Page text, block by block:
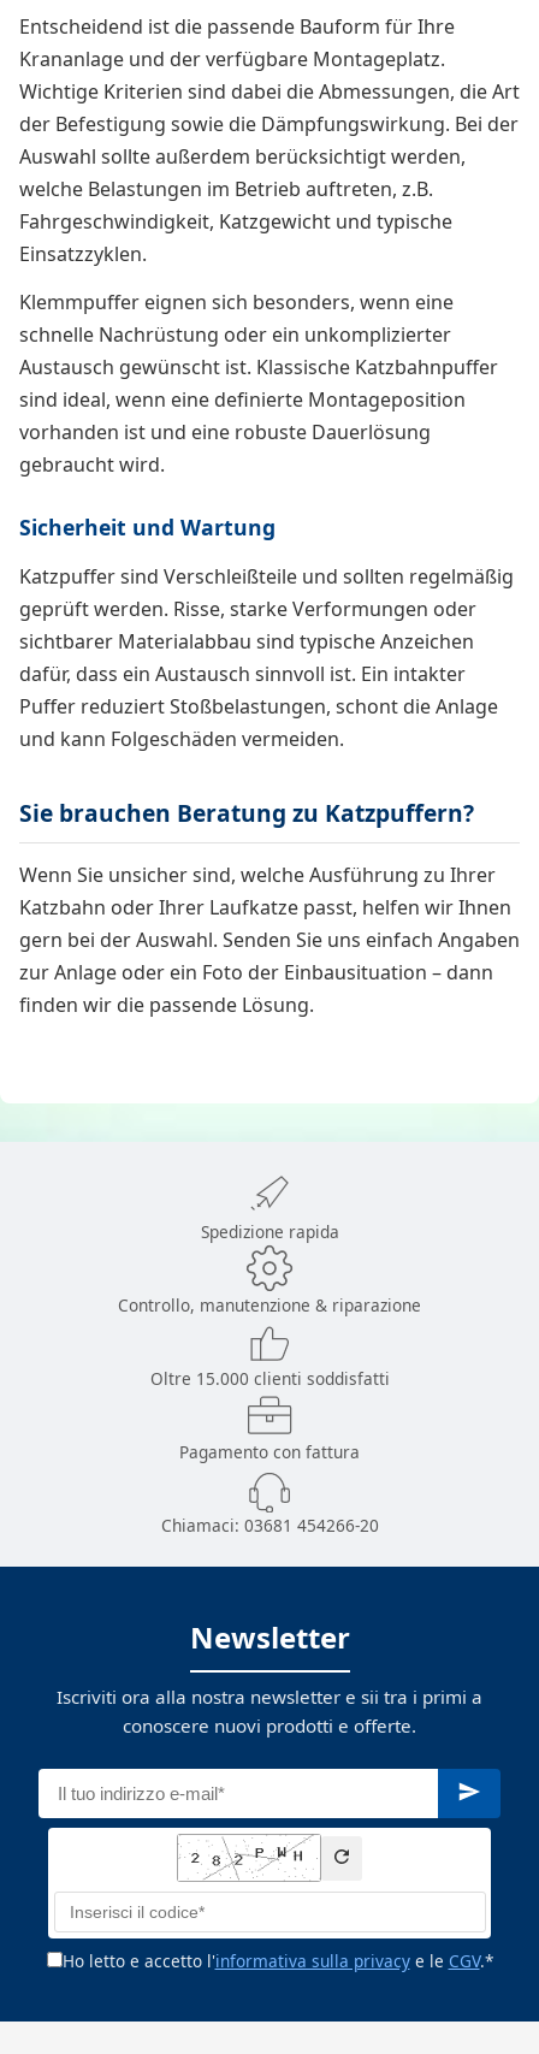
Entscheidend ist die passende Bauform für Ihre
Krananlage und der verfügbare Montageplatz.
Wichtige Kriterien sind dabei die Abmessungen, die Art
der Befestigung sowie die Dämpfungswirkung. Bei der
Auswahl sollte außerdem berücksichtigt werden,
welche Belastungen im Betrieb auftreten, z.B.
Fahrgeschwindigkeit, Katzgewicht und typische
Einsatzzyklen.
Klemmpuffer eignen sich besonders, wenn eine
schnelle Nachrüstung oder ein unkomplizierter
Austausch gewünscht ist. Klassische Katzbahnpuffer
sind ideal, wenn eine definierte Montageposition
vorhanden ist und eine robuste Dauerlösung
gebraucht wird.
Sicherheit und Wartung
Katzpuffer sind Verschleißteile und sollten regelmäßig
geprüft werden. Risse, starke Verformungen oder
sichtbarer Materialabbau sind typische Anzeichen
dafür, dass ein Austausch sinnvoll ist. Ein intakter
Puffer reduziert Stoßbelastungen, schont die Anlage
und kann Folgeschäden vermeiden.
Sie brauchen Beratung zu Katzpuffern?
Wenn Sie unsicher sind, welche Ausführung zu Ihrer
Katzbahn oder Ihrer Laufkatze passt, helfen wir Ihnen
gern bei der Auswahl. Senden Sie uns einfach Angaben
zur Anlage oder ein Foto der Einbausituation – dann
finden wir die passende Lösung.
Spedizione rapida
Controllo, manutenzione & riparazione
Oltre 15.000 clienti soddisfatti
Pagamento con fattura
Chiamaci: 03681 454266-20
Newsletter
Iscriviti ora alla nostra newsletter e sii tra i primi a
conoscere nuovi prodotti e offerte.
Ho letto e accetto l'informativa sulla privacye le CGV.*